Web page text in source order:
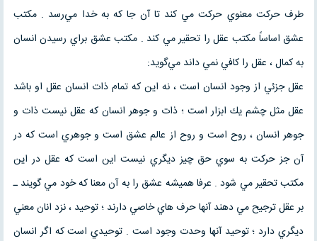
طرف حركت معنوي حركت مي كند تا آن جا كه به خدا مي‌رسد . مكتب
عشق اساساً مكتب عقل را تحقير مي كند . مكتب عشق براي رسيدن انسان
به كمال ، عقل را كافي نمي داند مي‌گويد:
عقل جزئي از وجود انسان است ، نه اين كه تمام ذات انسان عقل او باشد
عقل مثل چشم يك ابزار است ؛ ذات و جوهر انسان كه عقل نيست ذات و
جوهر انسان ، روح است و روح از عالم عشق است و جوهري است كه در
آن جز حركت به سوي حق چيز ديگري نيست اين است كه عقل در اين
مكتب تحقير مي شود . عرفا هميشه عشق را به آن معنا كه خود مي گويند ـ
بر عقل ترجيح مي دهند آنها حرف هاي خاصي دارند ؛ توحيد ، نزد انان معني
ديگري دارد ؛ توحيد آنها وحدت وجود است . توحيدي است كه اگر انسان